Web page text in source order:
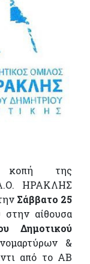
κοπή της
Α.Ο. ΗΡΑΚΛΗΣ
Σάββατο 25
στην αίθουσα
Δημοτικού
&
από το ΑΒ